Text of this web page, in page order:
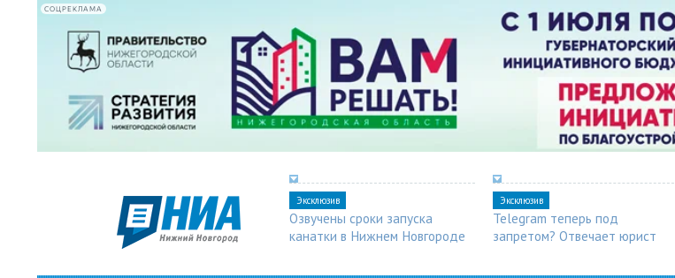
СОЦРЕКЛАМА
Эксклюзив
Озвучены сроки запуска
канатки в Нижнем Новгороде
Эксклюзив
Telegram теперь под
запретом? Отвечает юрист